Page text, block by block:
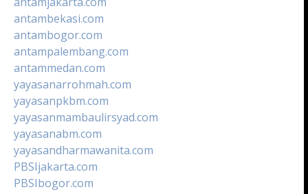
antambekasi.com
antambogor.com
antampalembang.com
antammedan.com
yayasanarrohmah.com
yayasanpkbm.com
yayasanmambaulirsyad.com
yayasanabm.com
yayasandharmawanita.com
PBSIjakarta.com
PBSIbogor.com